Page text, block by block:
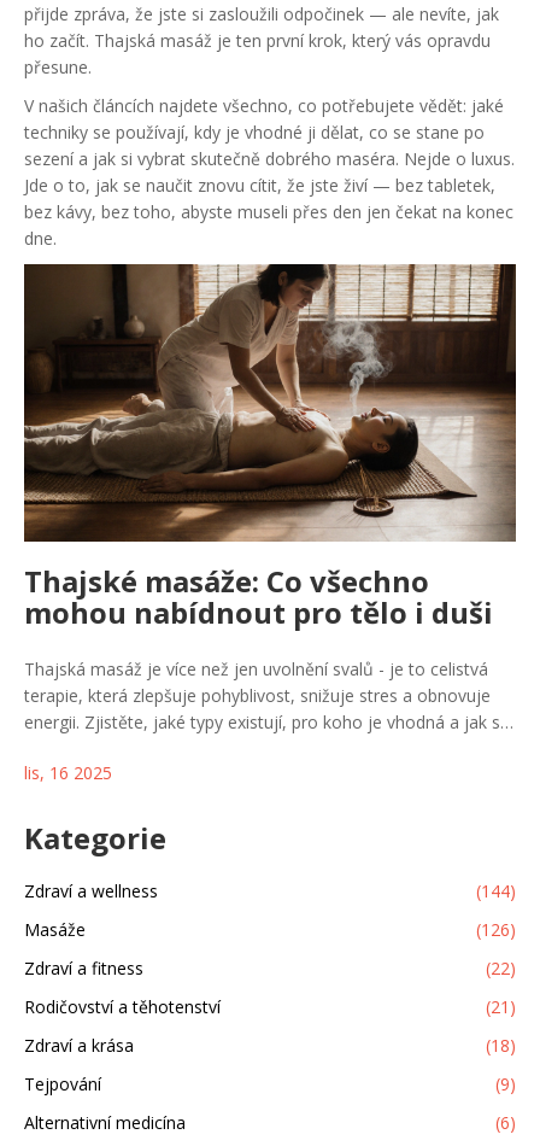
přijde zpráva, že jste si zasloužili odpočinek — ale nevíte, jak
ho začít. Thajská masáž je ten první krok, který vás opravdu
přesune.
V našich článcích najdete všechno, co potřebujete vědět: jaké
techniky se používají, kdy je vhodné ji dělat, co se stane po
sezení a jak si vybrat skutečně dobrého maséra. Nejde o luxus.
Jde o to, jak se naučit znovu cítit, že jste živí — bez tabletek,
bez kávy, bez toho, abyste museli přes den jen čekat na konec
dne.
Thajské masáže: Co všechno
mohou nabídnout pro tělo i duši
Thajská masáž je více než jen uvolnění svalů - je to celistvá
terapie, která zlepšuje pohyblivost, snižuje stres a obnovuje
energii. Zjistěte, jaké typy existují, pro koho je vhodná a jak se
lis, 16 2025
Kategorie
Zdraví a wellness
(144)
Masáže
(126)
Zdraví a fitness
(22)
Rodičovství a těhotenství
(21)
Zdraví a krása
(18)
Tejpování
(9)
Alternativní medicína
(6)